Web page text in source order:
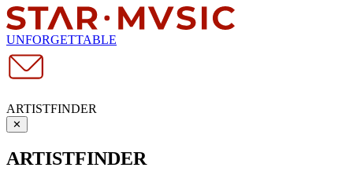
UNFORGETTABLE
ARTISTFINDER
✕
ARTISTFINDER